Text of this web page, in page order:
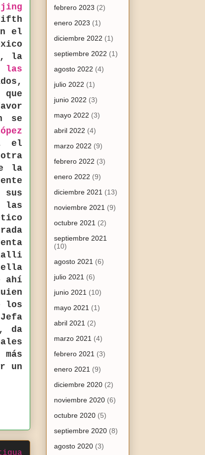
el
, la
las
se
el
la
las
ella
ahí
los
da
un
febrero 2023 (2)
enero 2023 (1)
diciembre 2022 (1)
septiembre 2022 (1)
agosto 2022 (4)
julio 2022 (1)
junio 2022 (3)
mayo 2022 (3)
abril 2022 (4)
marzo 2022 (9)
febrero 2022 (3)
enero 2022 (9)
diciembre 2021 (13)
noviembre 2021 (9)
octubre 2021 (2)
septiembre 2021
(10)
agosto 2021 (6)
julio 2021 (6)
junio 2021 (10)
mayo 2021 (1)
abril 2021 (2)
marzo 2021 (4)
febrero 2021 (3)
enero 2021 (9)
diciembre 2020 (2)
noviembre 2020 (6)
octubre 2020 (5)
septiembre 2020 (8)
agosto 2020 (3)